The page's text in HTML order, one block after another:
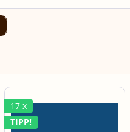
17 x
TIPP!